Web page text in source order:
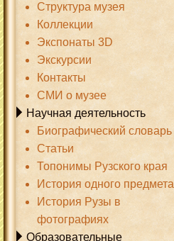
Структура музея
Коллекции
Экспонаты 3D
Экскурсии
Контакты
СМИ о музее
Научная деятельность
Биографический словарь
Статьи
Топонимы Рузского края
История одного предмета
История Рузы в
фотографиях
Образовательные